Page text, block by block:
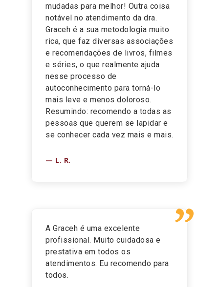
mudadas para melhor! Outra coisa
notável no atendimento da dra.
Graceh é a sua metodologia muito
rica, que faz diversas associações
e recomendações de livros, filmes
e séries, o que realmente ajuda
nesse processo de
autoconhecimento para torná-lo
mais leve e menos doloroso.
Resumindo: recomendo a todas as
pessoas que querem se lapidar e
se conhecer cada vez mais e mais.
L. R.
”
A Graceh é uma excelente
profissional. Muito cuidadosa e
prestativa em todos os
atendimentos. Eu recomendo para
todos.